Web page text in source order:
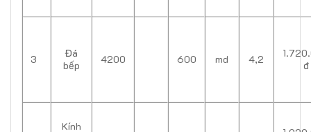
3
Đá
bếp
4200 600 md 4,2
đ
Kính